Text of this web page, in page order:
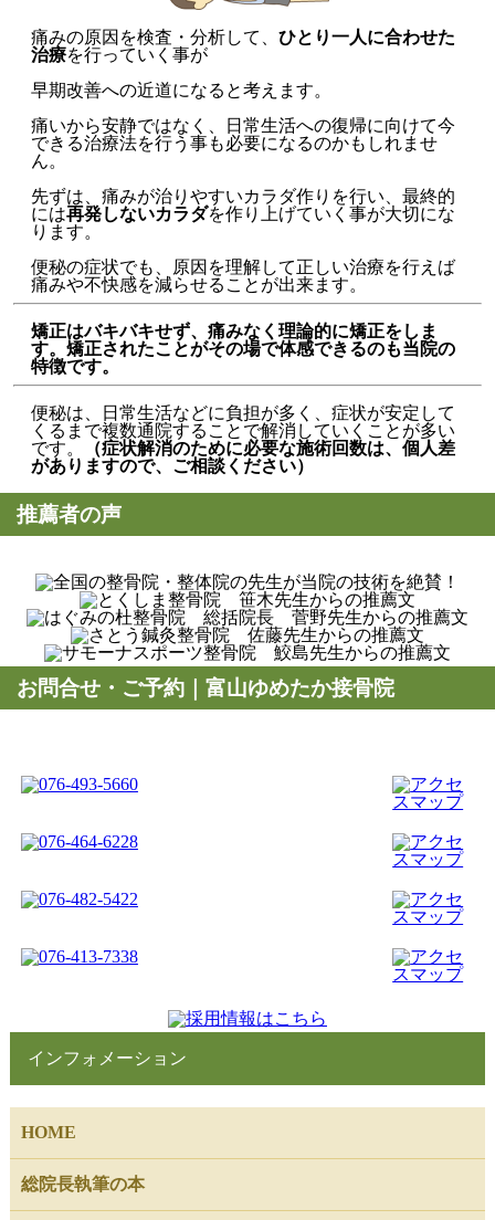
痛みの原因を検査・分析して、 ひとり一人に合わせた
治療を行っていく事が
早期改善への近道になると考えます。
痛いから安静ではなく、日常生活への復帰に向けて今
できる治療法を行う事も必要になるのかもしれませ
ん。
先ずは、痛みが治りやすいカラダ作りを行い、最終的
には再発しないカラダを作り上げていく事が大切にな
ります。
便秘の症状でも、原因を理解して正しい治療を行えば
痛みや不快感を減らせることが出来ます。
矯正はバキバキせず、痛みなく理論的に矯正をしま
す。矯正されたことがその場で体感できるのも当院の
特徴です。
便秘は、日常生活などに負担が多く、症状が安定して
くるまで複数通院することで解消していくことが多い
です。
（症状解消のために必要な施術回数は、個人差
がありますので、ご相談ください）
推薦者の声
お問合せ・ご予約｜富山ゆめたか接骨院
インフォメーション
HOME
総院長執筆の本